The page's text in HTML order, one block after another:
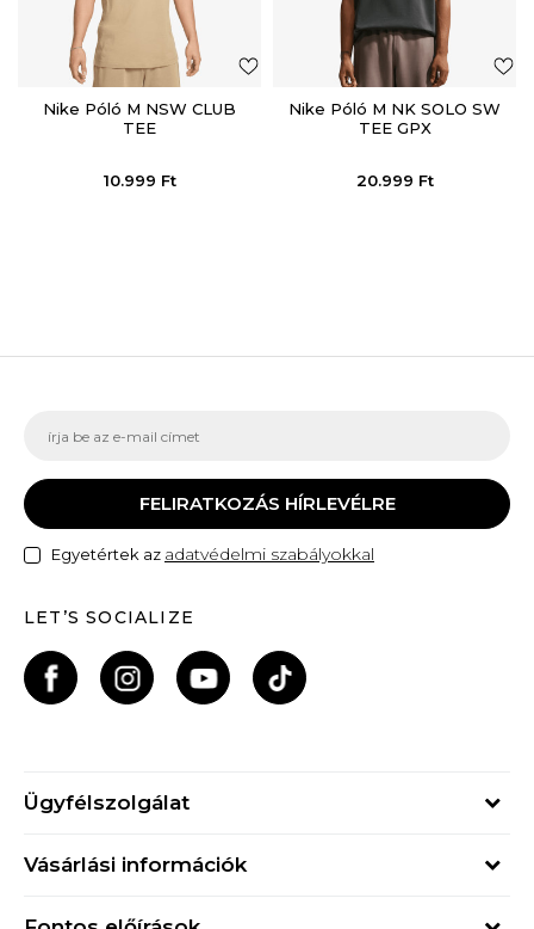
Nike Póló M NSW CLUB
TEE
10.999 Ft
Nike Póló M NK SOLO SW
TEE GPX
20.999 Ft
FELIRATKOZÁS HÍRLEVÉLRE
Egyetértek az adatvédelmi szabályokkal
LET’S SOCIALIZE
Ügyfélszolgálat
online@buzzsneakers.hu
Vásárlási információk